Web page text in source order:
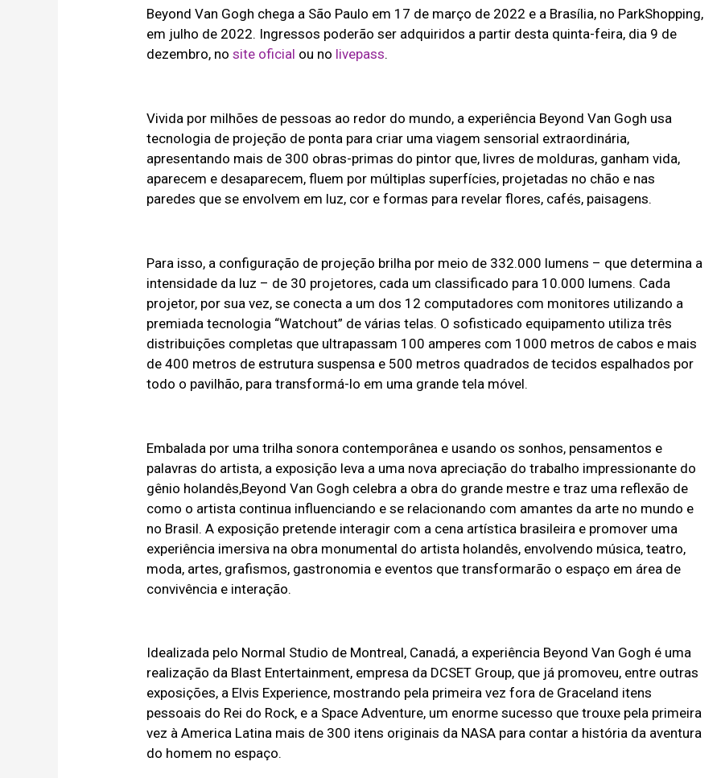
Beyond Van Gogh chega a São Paulo em 17 de março de 2022 e a Brasília, no ParkShopping,
em julho de 2022. Ingressos poderão ser adquiridos a partir desta quinta-feira, dia 9 de
dezembro, nosite oficial ou no livepass.
Vivida por milhões de pessoas ao redor do mundo, a experiência Beyond Van Gogh usa
tecnologia de projeção de ponta para criar uma viagem sensorial extraordinária,
apresentando mais de 300 obras-primas do pintor que, livres de molduras, ganham vida,
aparecem e desaparecem, fluem por múltiplas superfícies, projetadas no chão e nas
paredes que se envolvem em luz, cor e formas para revelar flores, cafés, paisagens.
Para isso, a configuração de projeção brilha por meio de 332.000 lumens – que determina a
intensidade da luz – de 30 projetores, cada um classificado para 10.000 lumens. Cada
projetor, por sua vez, se conecta a um dos 12 computadores com monitores utilizando a
premiada tecnologia “Watchout” de várias telas. O sofisticado equipamento utiliza três
distribuições completas que ultrapassam 100 amperes com 1000 metros de cabos e mais
de 400 metros de estrutura suspensa e 500 metros quadrados de tecidos espalhados por
todo o pavilhão, para transformá-lo em uma grande tela móvel.
Embalada por uma trilha sonora contemporânea e usando os sonhos, pensamentos e
palavras do artista, a exposição leva a uma nova apreciação do trabalho impressionante do
gênio holandês,Beyond Van Gogh celebra a obra do grande mestre e traz uma reflexão de
como o artista continua influenciando e se relacionando com amantes da arte no mundo e
no Brasil. A exposição pretende interagir com a cena artística brasileira e promover uma
experiência imersiva na obra monumental do artista holandês, envolvendo música, teatro,
moda, artes, grafismos, gastronomia e eventos que transformarão o espaço em área de
convivência e interação.
Idealizada pelo Normal Studio de Montreal, Canadá, a experiência Beyond Van Gogh é uma
realização da Blast Entertainment, empresa da DCSET Group, que já promoveu, entre outras
exposições, a Elvis Experience, mostrando pela primeira vez fora de Graceland itens
pessoais do Rei do Rock, e a Space Adventure, um enorme sucesso que trouxe pela primeira
vez à America Latina mais de 300 itens originais da NASA para contar a história da aventura
do homem no espaço.